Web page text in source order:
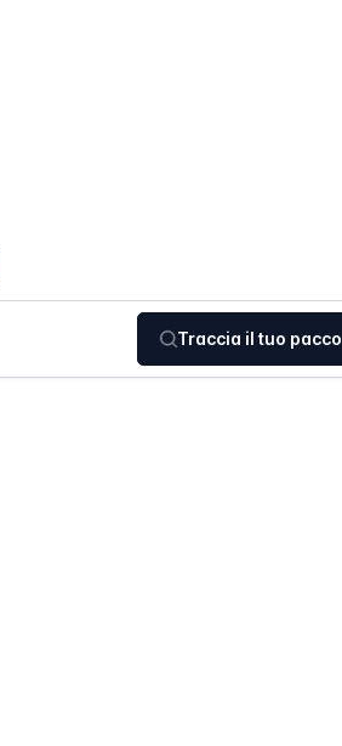
Traccia il tuo pacco